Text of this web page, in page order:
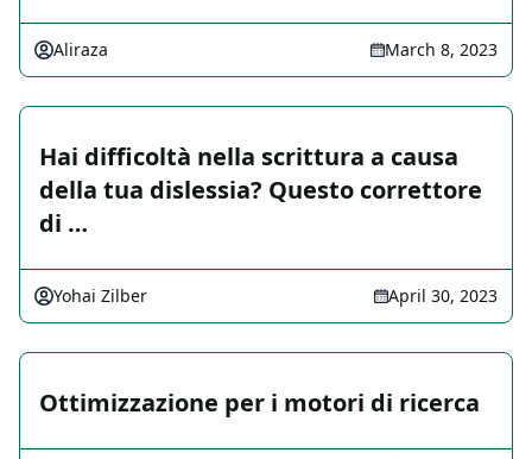
Aliraza March 8, 2023
Hai difficoltà nella scrittura a causa
della tua dislessia? Questo correttore
di …
Yohai Zilber April 30, 2023
Ottimizzazione per i motori di ricerca